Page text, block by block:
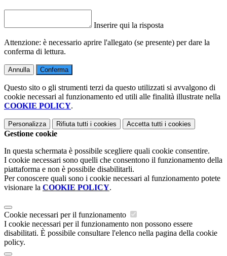
Inserire qui la risposta
Attenzione: è necessario aprire l'allegato (se presente) per dare la
conferma di lettura.
Annulla Conferma
Questo sito o gli strumenti terzi da questo utilizzati si avvalgono di
cookie necessari al funzionamento ed utili alle finalità illustrate nella
COOKIE POLICY.
Personalizza Rifiuta tutti i cookies Accetta tutti i cookies
Gestione cookie
In questa schermata è possibile scegliere quali cookie consentire.
I cookie necessari sono quelli che consentono il funzionamento della
piattaforma e non è possibile disabilitarli.
Per conoscere quali sono i cookie necessari al funzionamento potete
visionare la COOKIE POLICY.
Cookie necessari per il funzionamento
I cookie necessari per il funzionamento non possono essere
disabilitati. È possibile consultare l'elenco nella pagina della cookie
policy.